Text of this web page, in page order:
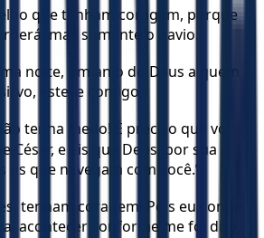
que tenham coragem, porque
mas somente o navio.
noite, um anjo do Deus a quem
esteve comigo,
tenha medo! É preciso que você
César, e eis que Deus, por sua
os que navegam com você.”
tenham coragem! Pois eu confio
acontecer conforme me foi dito.